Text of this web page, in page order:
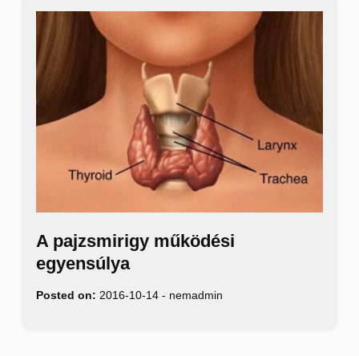
A pajzsmirigy működési
egyensúlya
Posted on: 2016-10-14 - nemadmin